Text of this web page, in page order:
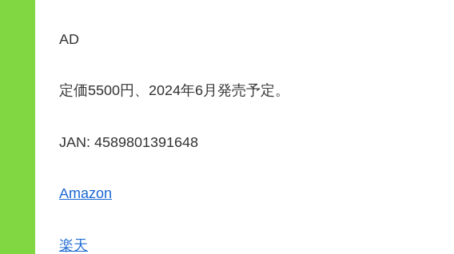
AD
定価5500円、2024年6月発売予定。
JAN: 4589801391648
Amazon
楽天